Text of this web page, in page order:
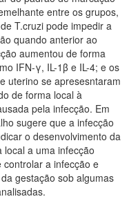
entre os grupos,
T.cruzi pode impedir a
quando anterior ao
aumentou de forma
IFN-γ, IL-1β e IL-4; e os
uterino se apresesntaram
de forma local à
pela infecção. Em
sugere que a infecção
o desenvolvimento da
a uma infecção
controlar a infecção e
gestação sob algumas